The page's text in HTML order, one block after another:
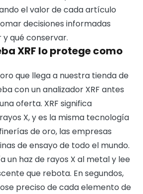
el valor de cada artículo
decisiones informadas
qué conservar.
XRF lo protege como
que llega a nuestra tienda de
con un analizador XRF antes
oferta. XRF significa
X, y es la misma tecnología
de oro, las empresas
de ensayo de todo el mundo.
un haz de rayos X al metal y lee
que rebota. En segundos,
preciso de cada elemento de